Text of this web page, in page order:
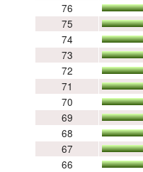
76
75
74
73
72
71
70
69
68
67
66